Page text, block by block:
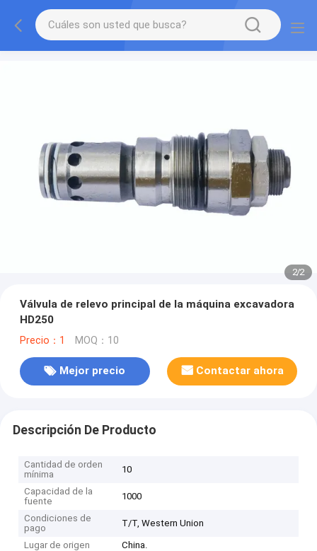
2/2
Válvula de relevo principal de la máquina excavadora
HD250
Precio：1 MOQ：10
Mejor precio Contactar ahora
Descripción De Producto
Cantidad de orden
mínima
10
Capacidad de la
fuente
1000
Condiciones de
pago
T/T, Western Union
Lugar de origen
China.